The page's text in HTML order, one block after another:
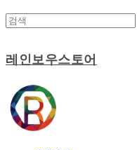
레인보우스토어